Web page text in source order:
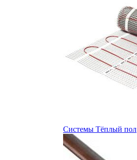
Системы Тёплый пол